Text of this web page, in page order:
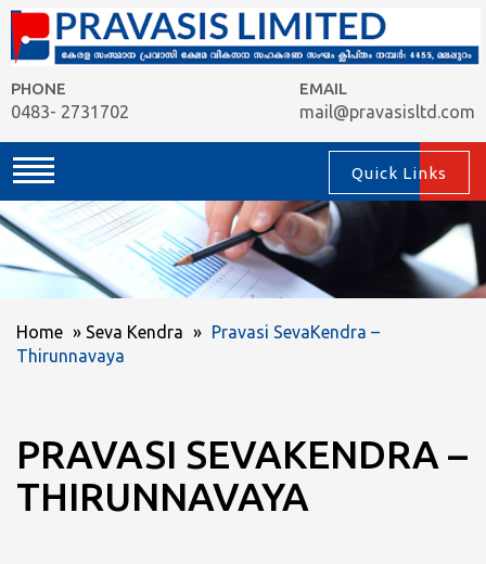
PHONE
0483- 2731702
EMAIL
mail@pravasisltd.com
Quick Links
Home » Seva Kendra » Pravasi SevaKendra –
Thirunnavaya
PRAVASI SEVAKENDRA –
THIRUNNAVAYA